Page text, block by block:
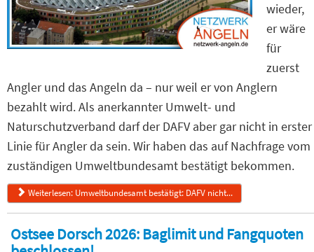
wieder,
er wäre
für
zuerst
Angler und das Angeln da – nur weil er von Anglern
bezahlt wird. Als anerkannter Umwelt- und
Naturschutzverband darf der DAFV aber gar nicht in erster
Linie für Angler da sein. Wir haben das auf Nachfrage vom
zuständigen Umweltbundesamt bestätigt bekommen.
Weiterlesen: Umweltbundesamt bestätigt: DAFV nicht...
Ostsee Dorsch 2026: Baglimit und Fangquoten